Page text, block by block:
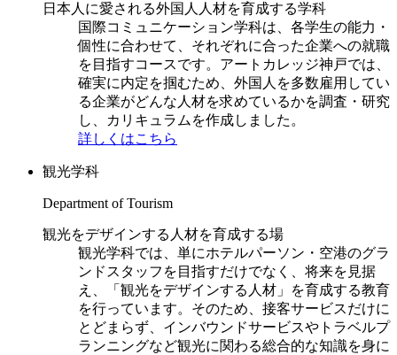
日本人に愛される外国人人材を育成する学科
国際コミュニケーション学科は、各学生の能力・
個性に合わせて、それぞれに合った企業への就職
を目指すコースです。アートカレッジ神戸では、
確実に内定を掴むため、外国人を多数雇用してい
る企業がどんな人材を求めているかを調査・研究
し、カリキュラムを作成しました。
詳しくはこちら
観光学科
Department of Tourism
観光をデザインする人材を育成する場
観光学科では、単にホテルパーソン・空港のグラ
ンドスタッフを目指すだけでなく、将来を見据
え、「観光をデザインする人材」を育成する教育
を行っています。そのため、接客サービスだけに
とどまらず、インバウンドサービスやトラベルプ
ランニングなど観光に関わる総合的な知識を身に